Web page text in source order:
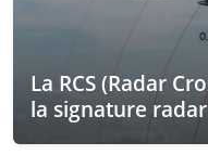
La RCS (Radar
la signature radar